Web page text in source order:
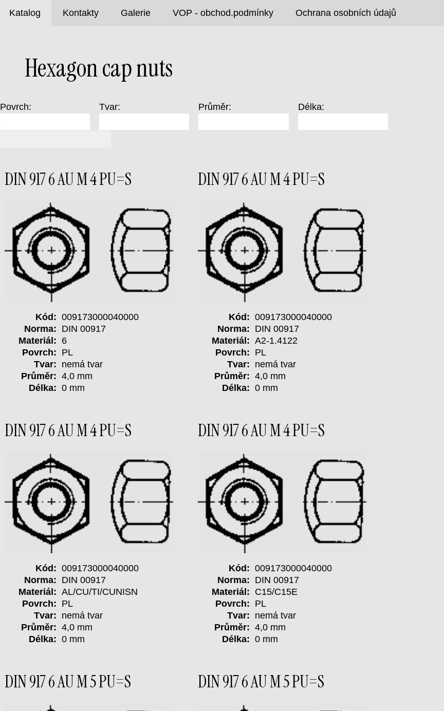
Hexagon cap nuts
DIN 917 6 AU M 4 PU=S
Kód: 009173000040000
Norma: DIN 00917
Materiál: 6
Povrch: PL
Tvar: nemá tvar
Průměr: 4,0 mm
Délka: 0 mm
DIN 917 6 AU M 4 PU=S
Kód: 009173000040000
Norma: DIN 00917
Materiál: A2-1.4122
Povrch: PL
Tvar: nemá tvar
Průměr: 4,0 mm
Délka: 0 mm
DIN 917 6 AU M 4 PU=S
Kód: 009173000040000
Norma: DIN 00917
Materiál: AL/CU/TI/CUNISN
Povrch: PL
Tvar: nemá tvar
Průměr: 4,0 mm
Délka: 0 mm
DIN 917 6 AU M 4 PU=S
Kód: 009173000040000
Norma: DIN 00917
Materiál: C15/C15E
Povrch: PL
Tvar: nemá tvar
Průměr: 4,0 mm
Délka: 0 mm
DIN 917 6 AU M 5 PU=S DIN 917 6 AU M 5 PU=S
Povrch: Tvar: Průměr: Délka:
Katalog Kontakty Galerie VOP - obchod.podmínky Ochrana osobních údajů